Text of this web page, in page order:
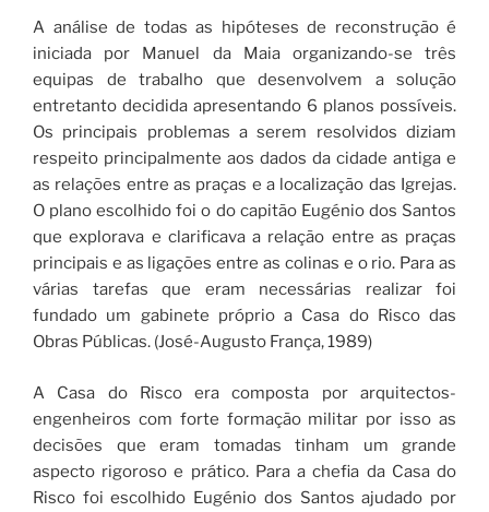
A análise de todas as hipóteses de reconstrução é
iniciada por Manuel da Maia organizando-se três
equipas de trabalho que desenvolvem a solução
entretanto decidida apresentando 6 planos possíveis.
Os principais problemas a serem resolvidos diziam
respeito principalmente aos dados da cidade antiga e
as relações entre as praças e a localização das Igrejas.
O plano escolhido foi o do capitão Eugénio dos Santos
que explorava e clarificava a relação entre as praças
principais e as ligações entre as colinas e o rio. Para as
várias tarefas que eram necessárias realizar foi
fundado um gabinete próprio a Casa do Risco das
Obras Públicas. (José-Augusto França, 1989)
A Casa do Risco era composta por arquitectos-
engenheiros com forte formação militar por isso as
decisões que eram tomadas tinham um grande
aspecto rigoroso e prático. Para a chefia da Casa do
Risco foi escolhido Eugénio dos Santos ajudado por